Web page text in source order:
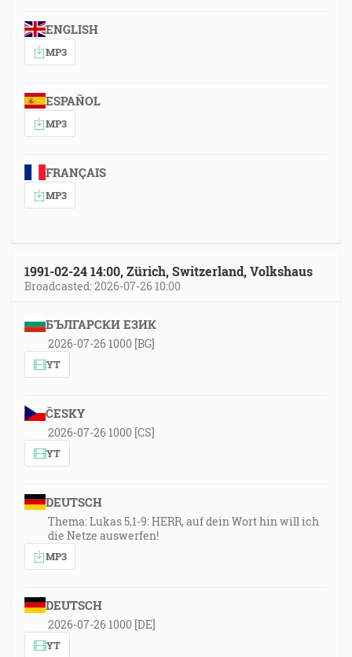
ENGLISH
MP3
ESPAÑOL
MP3
FRANÇAIS
MP3
1991-02-24 14:00, Zürich, Switzerland, Volkshaus
Broadcasted: 2026-07-26 10:00
БЪЛГАРСКИ ЕЗИК
2026-07-26 1000 [BG]
YT
ČESKY
2026-07-26 1000 [CS]
YT
DEUTSCH
Thema: Lukas 5,1-9: HERR, auf dein Wort hin will ich
die Netze auswerfen!
MP3
DEUTSCH
2026-07-26 1000 [DE]
YT